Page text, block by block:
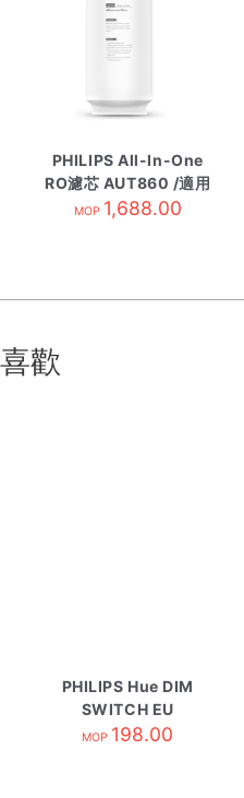
PHILIPS All-In-One
RO濾芯 AUT860 /適用
AUT6036
MOP 1,688.00
歡
PHILIPS Hue DIM
SWITCH EU
MOP 198.00